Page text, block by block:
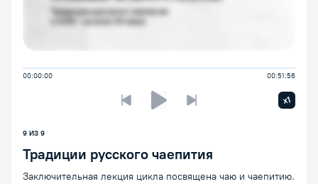
00:00:00 00:51:56
Предыдущая лекцияСледующая лекция
x1
9 ИЗ 9
Традиции русского чаепития
Заключительная лекция цикла посвящена чаю и чаепитию.